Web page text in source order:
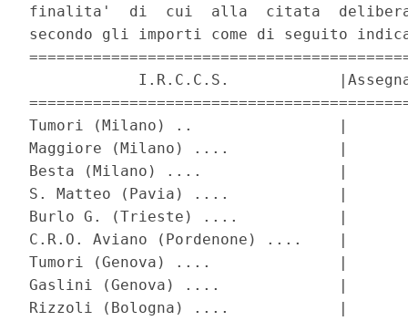
finalita'  di  cui  alla  citata  delibera
secondo gli importi come di seguito
I.R.C.C.S.
Tumori (Milano) ..                |
Maggiore (Milano) ....            |
Besta (Milano) ....               |
S. Matteo (Pavia) ....            |
Burlo G. (Trieste) ....           |
C.R.O. Aviano (Pordenone) ....
Tumori (Genova) ....              |
Gaslini (Genova) ....             |
Rizzoli (Bologna) ....            |